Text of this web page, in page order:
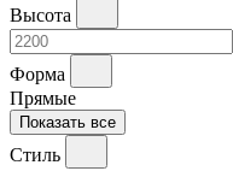
Высота
Форма
Прямые
Показать все
Стиль